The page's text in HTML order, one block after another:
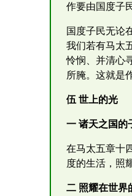
作要由国度子
国度子民无论
我们若有马太
怜悯、并清心
所腌。这就是
伍 世上的光
一 诸天之国的
在马太五章十
度的生活，照
二 照耀在世界